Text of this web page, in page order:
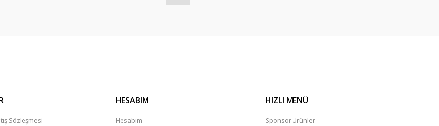
Sözleşmesi
HESABIM
Hesabım
HIZLI MENÜ
Sponsor Ürünler